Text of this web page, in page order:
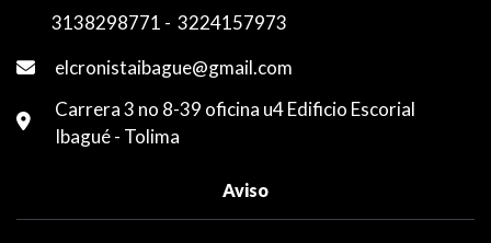
3138298771 - 3224157973
elcronistaibague@gmail.com
Carrera 3 no 8-39 oficina u4 Edificio Escorial
Ibagué - Tolima
Aviso